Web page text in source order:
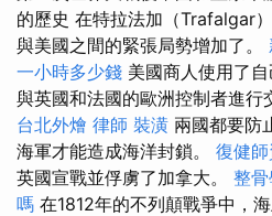
的歷史 在特拉法加（Trafalgar
與美國之間的緊張局勢增加了。
一小時多少錢 美國商人使用了
與英國和法國的歐洲控制者進行
台北外燴 律師 裝潢 兩國都要防
海軍才能造成海洋封鎖。 復健
英國宣戰並俘虜了加拿大。 整
嗎 在1812年的不列顛戰爭中，